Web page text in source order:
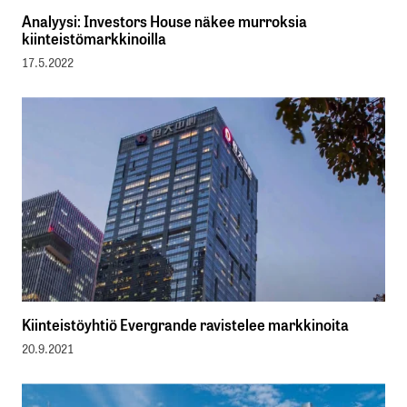
Analyysi: Investors House näkee murroksia
kiinteistömarkkinoilla
17.5.2022
Kiinteistöyhtiö Evergrande ravistelee markkinoita
20.9.2021